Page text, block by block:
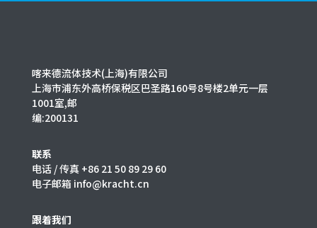
喀来德流体技术(上海)有限公司
上海市浦东外高桥保税区巴圣路160号8号楼2单元一层
1001室,邮
编:200131
联系
电话 / 传真 +86 21 50 89 29 60
电子邮箱 info@kracht.cn
跟着我们